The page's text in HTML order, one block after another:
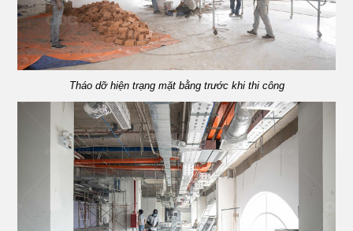
Tháo dỡ hiện trạng mặt bằng trước khi thi công